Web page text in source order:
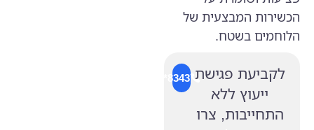
הכשירות המבצעית של
הלוחמים בשטח.
לקביעת פגישת
ייעוץ ללא
התחייבות, צרו
8343*